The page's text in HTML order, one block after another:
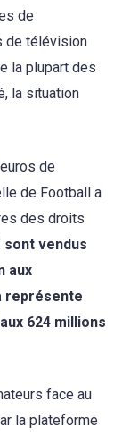
de
de télévision
la plupart des
la situation
de
de Football a
des droits
sont vendus
aux
représente
624 millions
face au
la plateforme